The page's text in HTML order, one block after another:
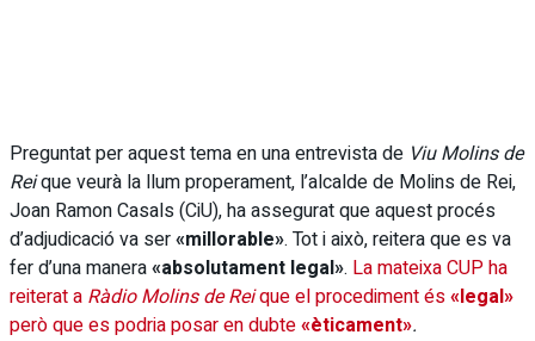
Preguntat per aquest tema en una entrevista de Viu Molins de
Reique veurà la llum properament, l’alcalde de Molins de Rei,
Joan Ramon Casals (CiU), ha assegurat que aquest procés
d’adjudicació va ser«millorable». Tot i això, reitera que es va
fer d’una manera«absolutament legal». La mateixa CUP ha
reiterat a Ràdio Molins de Reique el procediment és«legal»
però que es podria posar en dubte«èticament».